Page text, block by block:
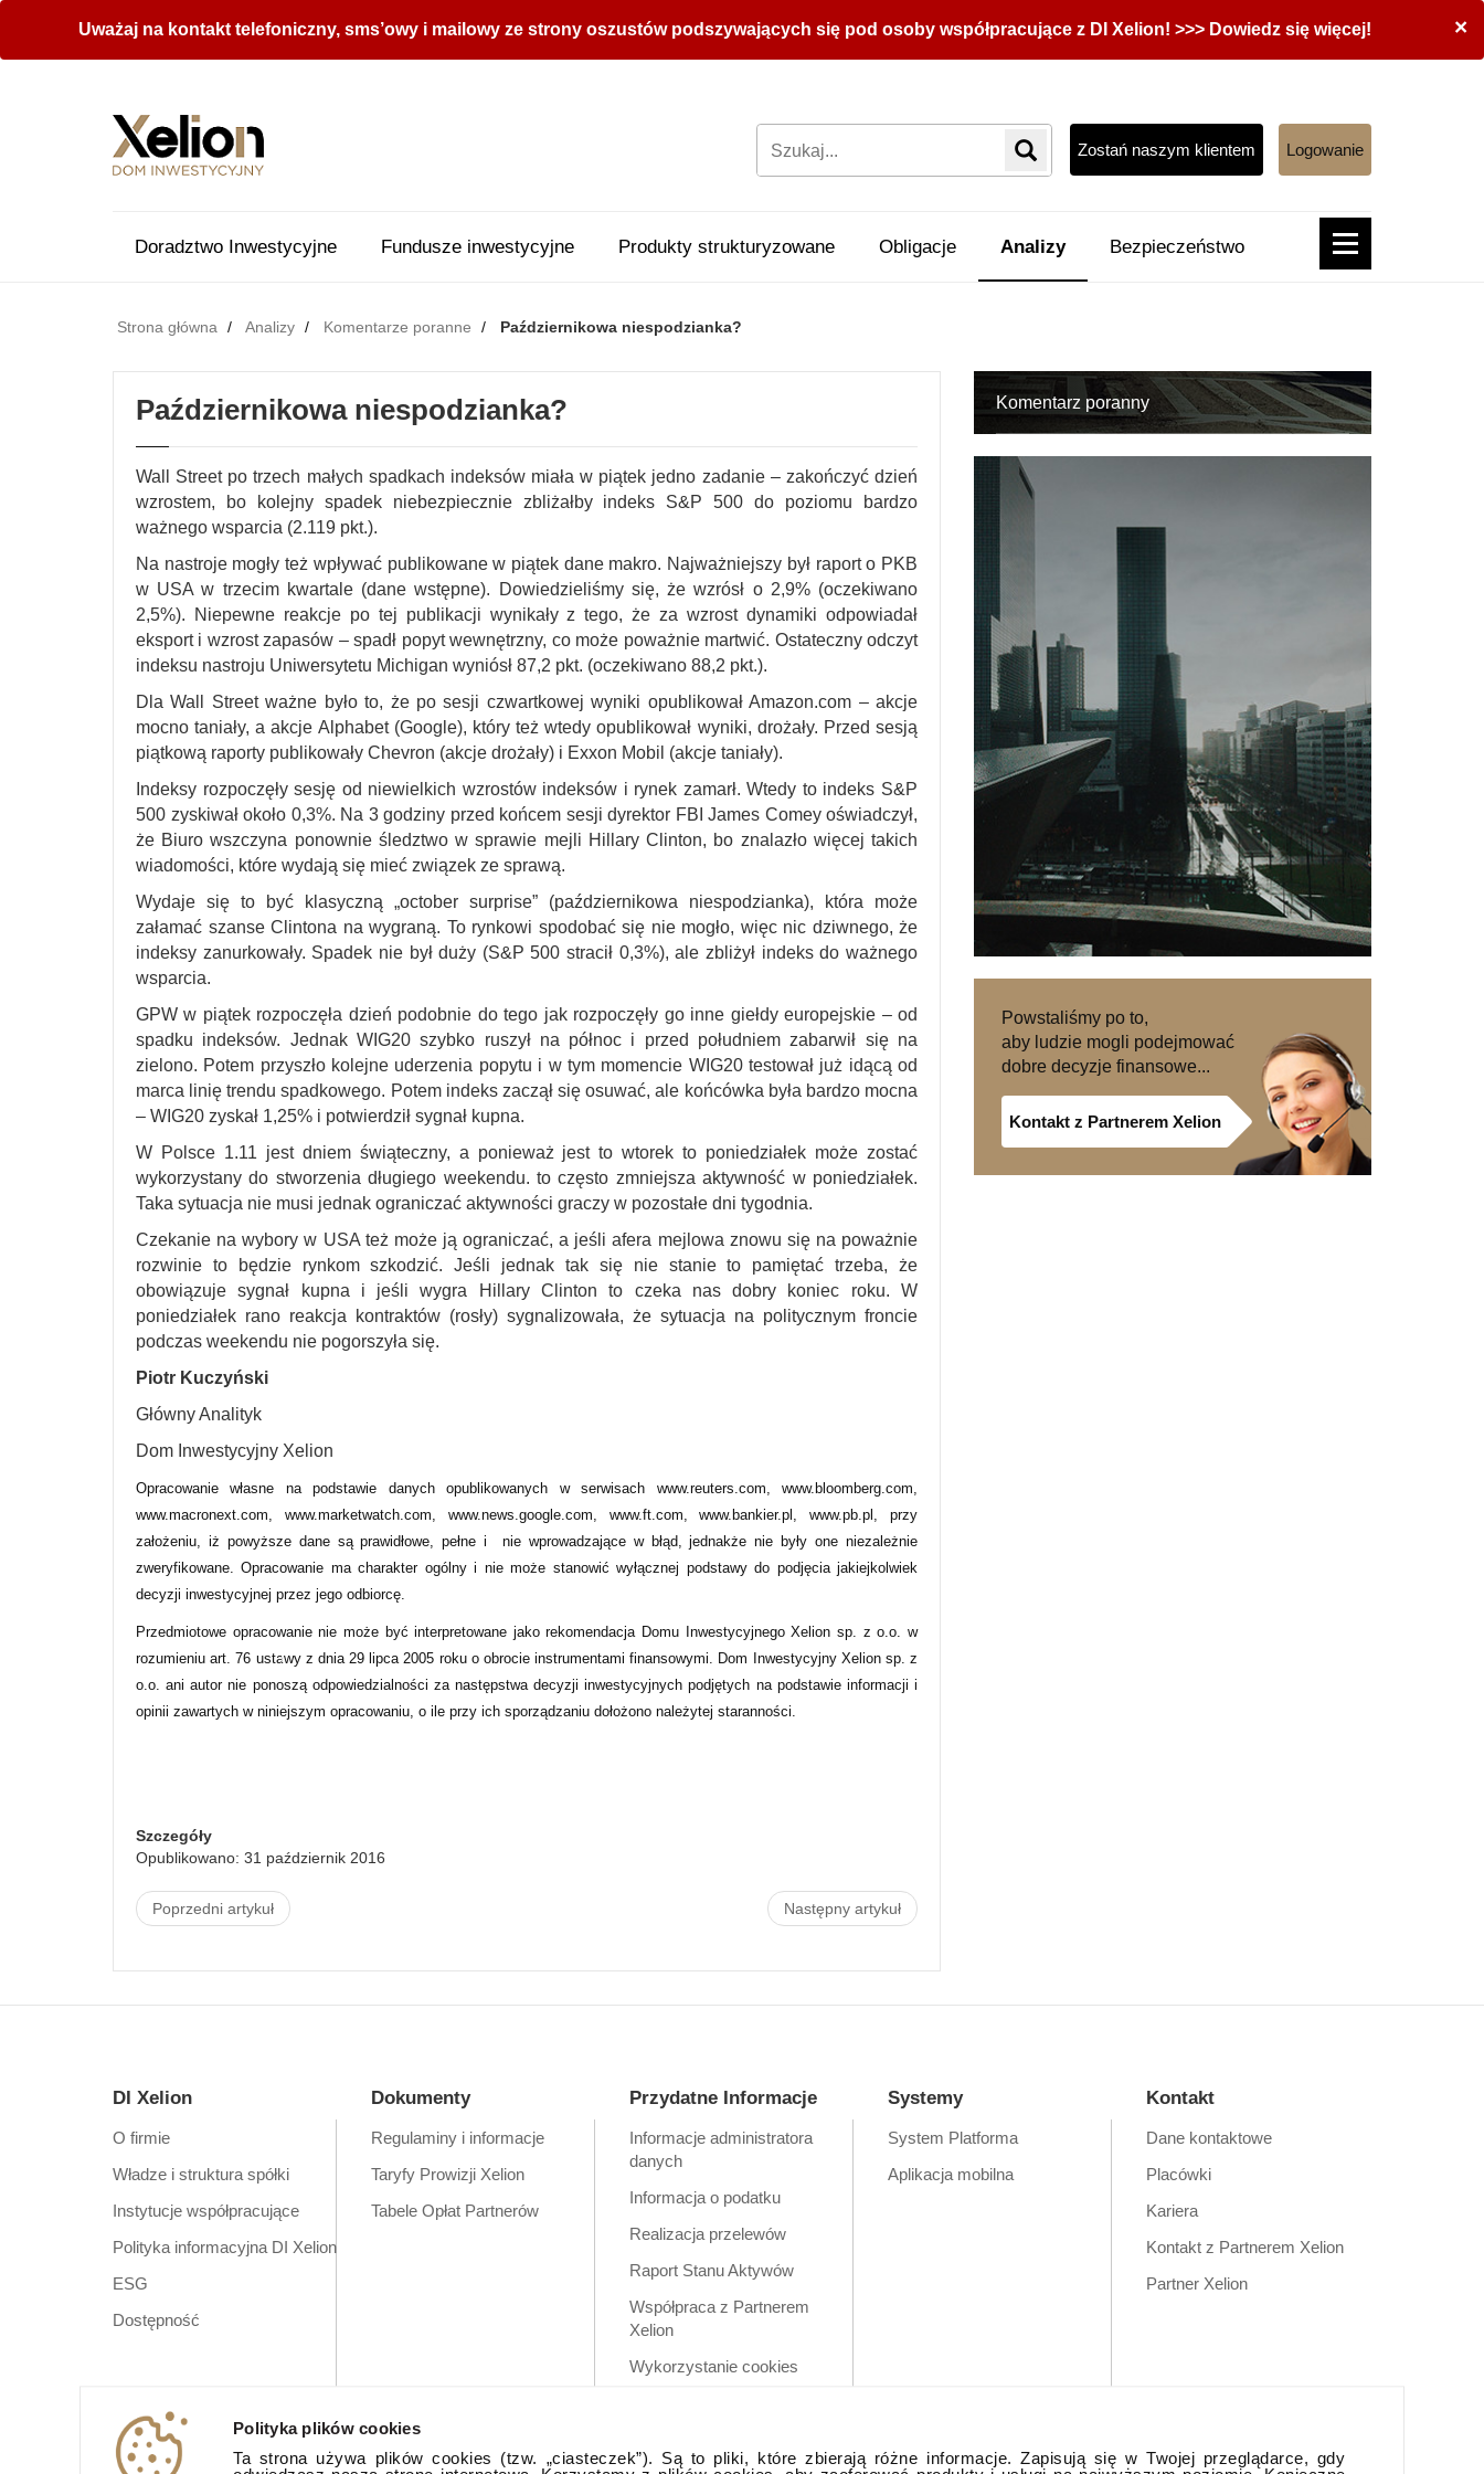
Polityka plików cookies
Ta strona używa plików cookies (tzw. „ciasteczek”). Są to pliki, które zbierają różne informacje. Zapisują się w Twojej przeglądarce, gdy
×
Uważaj na kontakt telefoniczny, sms’owy i mailowy ze strony oszustów podszywających się pod osoby współpracujące z DI Xelion! >>> Dowiedz się więcej!
Zostań naszym klientem Logowanie
Doradztwo Inwestycyjne Fundusze inwestycyjne Produkty strukturyzowane Obligacje Analizy Bezpieczeństwo
Strona główna Analizy Komentarze poranne Październikowa niespodzianka?
Październikowa niespodzianka?
Wall Street po trzech małych spadkach indeksów miała w piątek jedno zadanie – zakończyć dzień
wzrostem, bo kolejny spadek niebezpiecznie zbliżałby indeks S&P 500 do poziomu bardzo
ważnego wsparcia (2.119 pkt.).
Na nastroje mogły też wpływać publikowane w piątek dane makro. Najważniejszy był raport o PKB
w USA w trzecim kwartale (dane wstępne). Dowiedzieliśmy się, że wzrósł o 2,9% (oczekiwano
2,5%). Niepewne reakcje po tej publikacji wynikały z tego, że za wzrost dynamiki odpowiadał
eksport i wzrost zapasów – spadł popyt wewnętrzny, co może poważnie martwić. Ostateczny odczyt
indeksu nastroju Uniwersytetu Michigan wyniósł 87,2 pkt. (oczekiwano 88,2 pkt.).
Dla Wall Street ważne było to, że po sesji czwartkowej wyniki opublikował Amazon.com – akcje
mocno taniały, a akcje Alphabet (Google), który też wtedy opublikował wyniki, drożały. Przed sesją
piątkową raporty publikowały Chevron (akcje drożały) i Exxon Mobil (akcje taniały).
Indeksy rozpoczęły sesję od niewielkich wzrostów indeksów i rynek zamarł. Wtedy to indeks S&P
500 zyskiwał około 0,3%. Na 3 godziny przed końcem sesji dyrektor FBI James Comey oświadczył,
że Biuro wszczyna ponownie śledztwo w sprawie mejli Hillary Clinton, bo znalazło więcej takich
wiadomości, które wydają się mieć związek ze sprawą.
Wydaje się to być klasyczną „october surprise” (październikowa niespodzianka), która może
załamać szanse Clintona na wygraną. To rynkowi spodobać się nie mogło, więc nic dziwnego, że
indeksy zanurkowały. Spadek nie był duży (S&P 500 stracił 0,3%), ale zbliżył indeks do ważnego
wsparcia.
GPW w piątek rozpoczęła dzień podobnie do tego jak rozpoczęły go inne giełdy europejskie – od
spadku indeksów. Jednak WIG20 szybko ruszył na północ i przed południem zabarwił się na
zielono. Potem przyszło kolejne uderzenia popytu i w tym momencie WIG20 testował już idącą od
marca linię trendu spadkowego. Potem indeks zaczął się osuwać, ale końcówka była bardzo mocna
– WIG20 zyskał 1,25% i potwierdził sygnał kupna.
W Polsce 1.11 jest dniem świąteczny, a ponieważ jest to wtorek to poniedziałek może zostać
wykorzystany do stworzenia długiego weekendu. to często zmniejsza aktywność w poniedziałek.
Taka sytuacja nie musi jednak ograniczać aktywności graczy w pozostałe dni tygodnia.
Czekanie na wybory w USA też może ją ograniczać, a jeśli afera mejlowa znowu się na poważnie
rozwinie to będzie rynkom szkodzić. Jeśli jednak tak się nie stanie to pamiętać trzeba, że
obowiązuje sygnał kupna i jeśli wygra Hillary Clinton to czeka nas dobry koniec roku. W
poniedziałek rano reakcja kontraktów (rosły) sygnalizowała, że sytuacja na politycznym froncie
podczas weekendu nie pogorszyła się.
Piotr Kuczyński
Główny Analityk
Dom Inwestycyjny Xelion
Opracowanie własne na podstawie danych opublikowanych w serwisach www.reuters.com, www.bloomberg.com,
www.macronext.com, www.marketwatch.com, www.news.google.com, www.ft.com, www.bankier.pl, www.pb.pl, przy
założeniu, iż powyższe dane są prawidłowe, pełne i nie wprowadzające w błąd, jednakże nie były one niezależnie
zweryfikowane. Opracowanie ma charakter ogólny i nie może stanowić wyłącznej podstawy do podjęcia jakiejkolwiek
decyzji inwestycyjnej przez jego odbiorcę.
Przedmiotowe opracowanie nie może być interpretowane jako rekomendacja Domu Inwestycyjnego Xelion sp. z o.o. w
rozumieniu art. 76 ustawy z dnia 29 lipca 2005 roku o obrocie instrumentami finansowymi. Dom Inwestycyjny Xelion sp. z
o.o. ani autor nie ponoszą odpowiedzialności za następstwa decyzji inwestycyjnych podjętych na podstawie informacji i
opinii zawartych w niniejszym opracowaniu, o ile przy ich sporządzaniu dołożono należytej staranności.
Szczegóły
Opublikowano: 31 październik 2016
Poprzedni artykuł Następny artykuł
Komentarz poranny
Powstaliśmy po to,
aby ludzie mogli podejmować
dobre decyzje finansowe...
Kontakt z Partnerem Xelion
DI Xelion
O firmie
Władze i struktura spółki
Instytucje współpracujące
Polityka informacyjna DI Xelion
ESG
Dostępność
Dokumenty
Regulaminy i informacje
Taryfy Prowizji Xelion
Tabele Opłat Partnerów
Przydatne Informacje
Informacje administratora
danych
Informacja o podatku
Realizacja przelewów
Raport Stanu Aktywów
Współpraca z Partnerem
Xelion
Wykorzystanie cookies
aplikacji mobilnej
Systemy
System Platforma
Aplikacja mobilna
Kontakt
Dane kontaktowe
Placówki
Kariera
Kontakt z Partnerem Xelion
Partner Xelion